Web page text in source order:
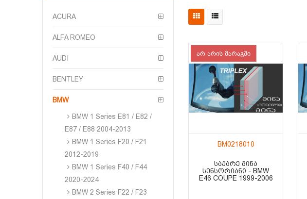
ACURA
ALFA ROMEO
AUDI
BENTLEY
BMW
BMW 1 Series E81 / E82 /
E87 / E88 2004-2013
BMW 1 Series F20 / F21
2012-2019
BMW 1 Series F40 / F44
2020-2024
BMW 2 Series F22 / F23
არ არის მარაგში
BM0218010
ᲡᲐᲥᲐᲠᲔ ᲛᲘᲜᲐ
ᲡᲔᲜᲡᲝᲠᲘᲐᲜᲘ - BMW
E46 COUPE 1999-2006